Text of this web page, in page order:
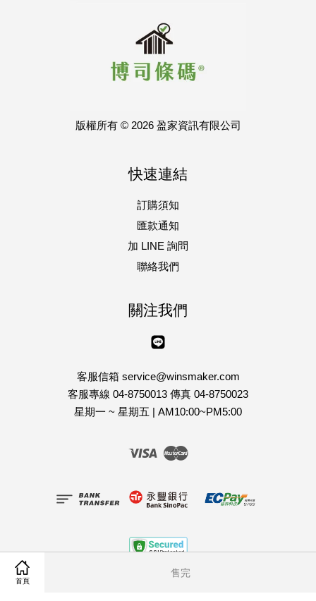
首頁
售完
版權所有 © 2026 盈家資訊有限公司
快速連結
訂購須知
匯款通知
加 LINE 詢問
聯絡我們
關注我們
客服信箱 service@winsmaker.com
客服專線 04-8750013 傳真 04-8750023
星期一 ~ 星期五 | AM10:00~PM5:00
Visa Master